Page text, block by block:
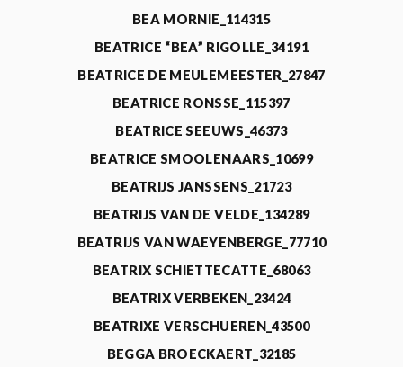
BEA MORNIE_114315
BEATRICE “BEA” RIGOLLE_34191
BEATRICE DE MEULEMEESTER_27847
BEATRICE RONSSE_115397
BEATRICE SEEUWS_46373
BEATRICE SMOOLENAARS_10699
BEATRIJS JANSSENS_21723
BEATRIJS VAN DE VELDE_134289
BEATRIJS VAN WAEYENBERGE_77710
BEATRIX SCHIETTECATTE_68063
BEATRIX VERBEKEN_23424
BEATRIXE VERSCHUEREN_43500
BEGGA BROECKAERT_32185